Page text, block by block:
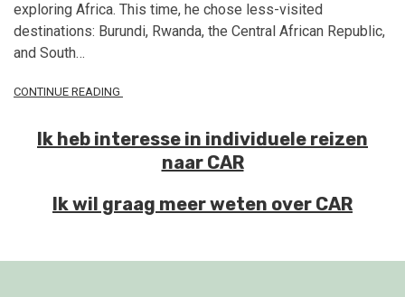
exploring Africa. This time, he chose less-visited
destinations: Burundi, Rwanda, the Central African Republic,
and South…
CONTINUE READING
Ik heb interesse in individuele reizen
naar CAR
Ik wil graag meer weten over CAR